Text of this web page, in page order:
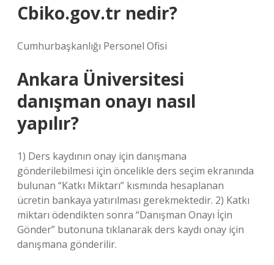
Cbiko.gov.tr nedir?
Cumhurbaşkanlığı Personel Ofisi
Ankara Üniversitesi
danışman onayı nasıl
yapılır?
1) Ders kaydının onay için danışmana
gönderilebilmesi için öncelikle ders seçim ekranında
bulunan “Katkı Miktarı” kısmında hesaplanan
ücretin bankaya yatırılması gerekmektedir. 2) Katkı
miktarı ödendikten sonra “Danışman Onayı İçin
Gönder” butonuna tıklanarak ders kaydı onay için
danışmana gönderilir.